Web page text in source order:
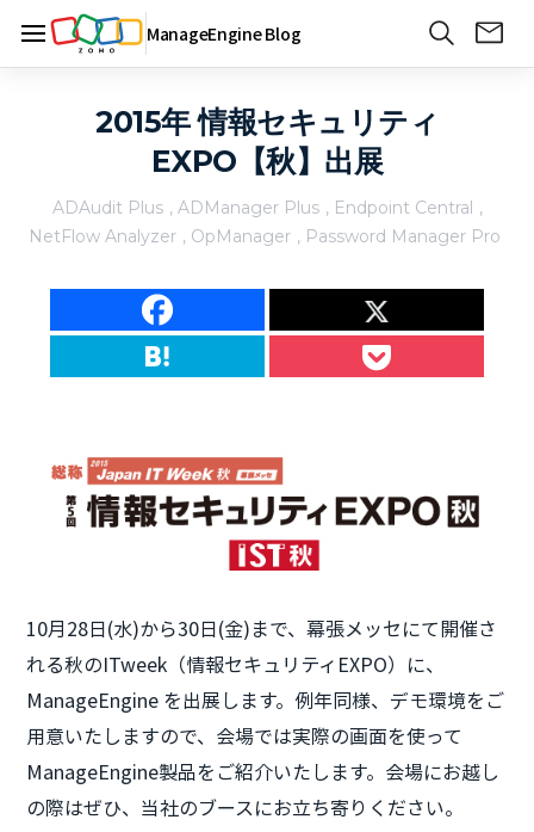
ManageEngine Blog
2015年 情報セキュリティ
EXPO【秋】出展
ADAudit Plus , ADManager Plus , Endpoint Central ,
NetFlow Analyzer , OpManager , Password Manager Pro
10月28日(水)から30日(金)まで、幕張メッセにて開催さ
れる秋のITweek（情報セキュリティEXPO）に、
ManageEngine を出展します。例年同様、デモ環境をご
用意いたしますので、会場では実際の画面を使って
ManageEngine製品をご紹介いたします。会場にお越し
の際はぜひ、当社のブースにお立ち寄りください。